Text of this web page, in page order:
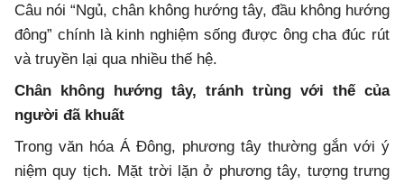
Câu nói “Ngủ, chân không hướng tây, đầu không hướng
đông” chính là kinh nghiệm sống được ông cha đúc rút
và truyền lại qua nhiều thế hệ.
Chân không hướng tây, tránh trùng với thế của
người đã khuất
Trong văn hóa Á Đông, phương tây thường gắn với ý
niệm quy tịch. Mặt trời lặn ở phương tây, tượng trưng